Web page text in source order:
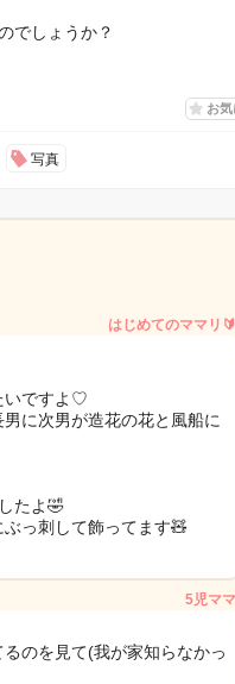
でしょうか？
お気
写真
はじめてのママリ🔰
いですよ♡
に次男が造花の花と風船に
たよ🤣
っ刺して飾ってます🧸
5児ママ
のを見て(我が家知らなかっ